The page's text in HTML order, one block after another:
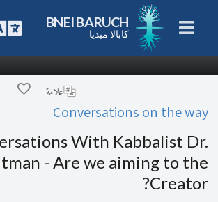
BNEI BARUCH
كابالا ميديا
علامة
Conversations on the way
With Kabbalist Dr.
- Are we aiming to the
Creator?